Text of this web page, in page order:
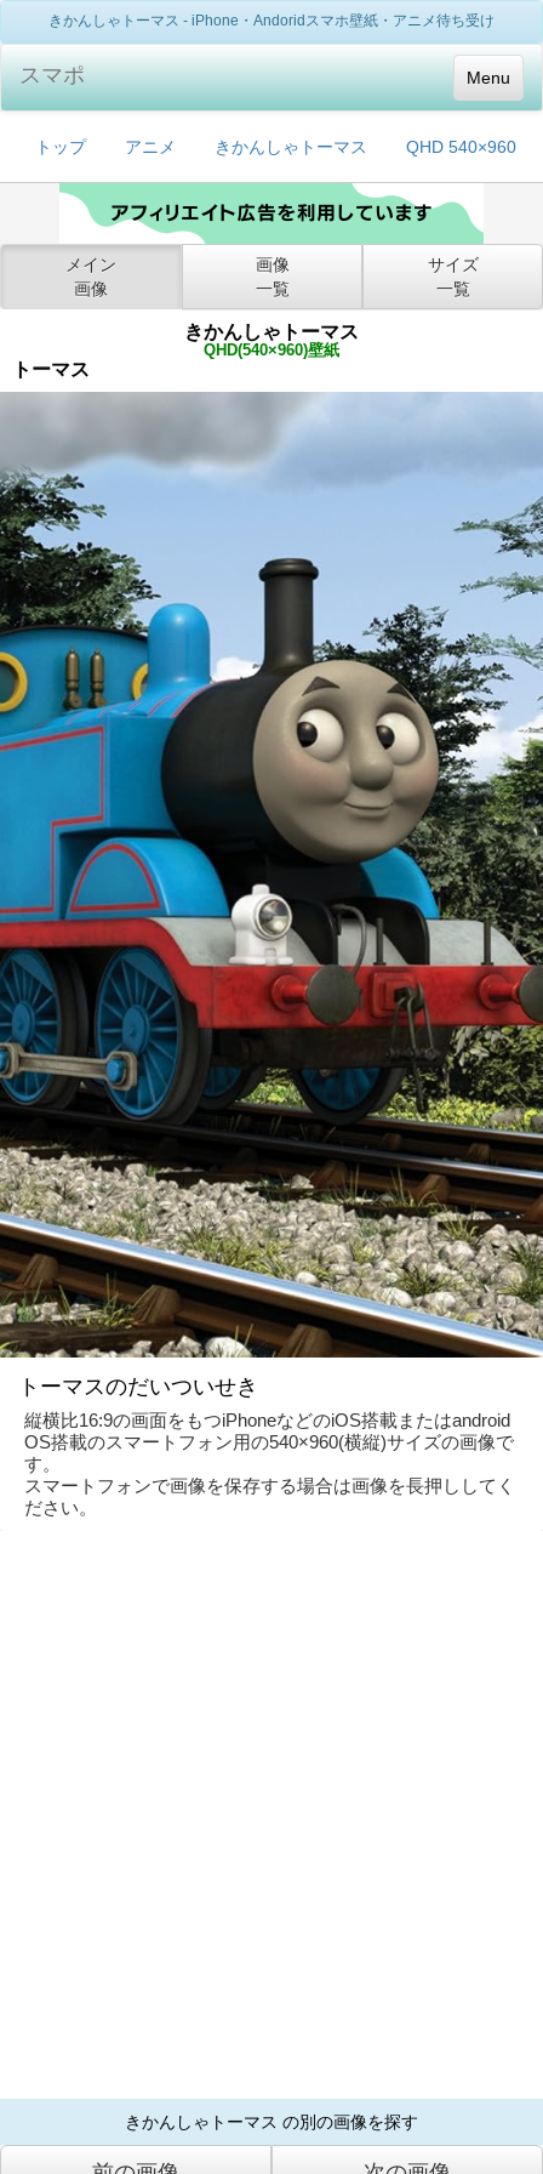
きかんしゃトーマス - iPhone・Andoridスマホ壁紙・アニメ待ち受け
Menu
スマポ
トップ アニメ きかんしゃトーマス QHD 540×960
メイン
画像
画像
一覧
サイズ
一覧
きかんしゃトーマス
QHD(540×960)壁紙
トーマス
トーマスのだいついせき
縦横比16:9の画面をもつiPhoneなどのiOS搭載またはandroid
OS搭載のスマートフォン用の540×960(横縦)サイズの画像で
す。
スマートフォンで画像を保存する場合は画像を長押ししてく
ださい。
きかんしゃトーマス の別の画像を探す